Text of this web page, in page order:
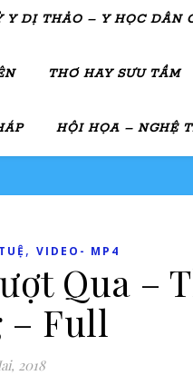
Y DỊ THẢO – Y HỌC DÂN
THƠ HAY SƯU TẦM
HỘI HỌA – NGHỆ
, VIDEO- MP4
Qua –
– Full
2018